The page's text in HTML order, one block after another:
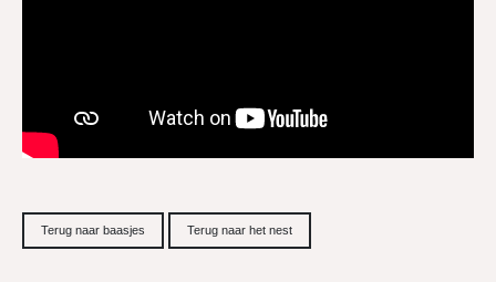
Terug naar baasjes Terug naar het nest